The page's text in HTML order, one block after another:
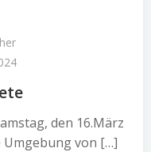
den 16.März
Umgebung von […]